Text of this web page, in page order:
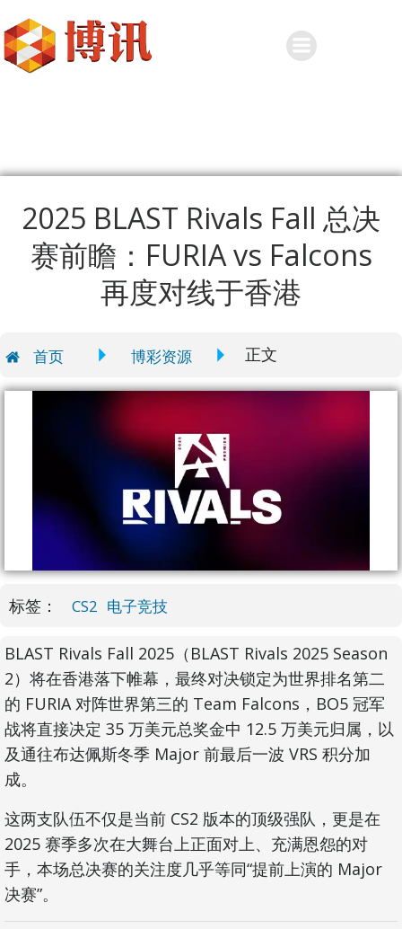
2025 BLAST Rivals Fall 总决
赛前瞻：FURIA vs Falcons
再度对线于香港
首页 博彩资源 正文
标签： CS2 电子竞技
BLAST Rivals Fall 2025（BLAST Rivals 2025 Season
2）将在香港落下帷幕，最终对决锁定为世界排名第二
的 FURIA 对阵世界第三的 Team Falcons，BO5 冠军
战将直接决定 35 万美元总奖金中 12.5 万美元归属，以
及通往布达佩斯冬季 Major 前最后一波 VRS 积分加
成。
这两支队伍不仅是当前 CS2 版本的顶级强队，更是在
2025 赛季多次在大舞台上正面对上、充满恩怨的对
手，本场总决赛的关注度几乎等同“提前上演的 Major
决赛”。